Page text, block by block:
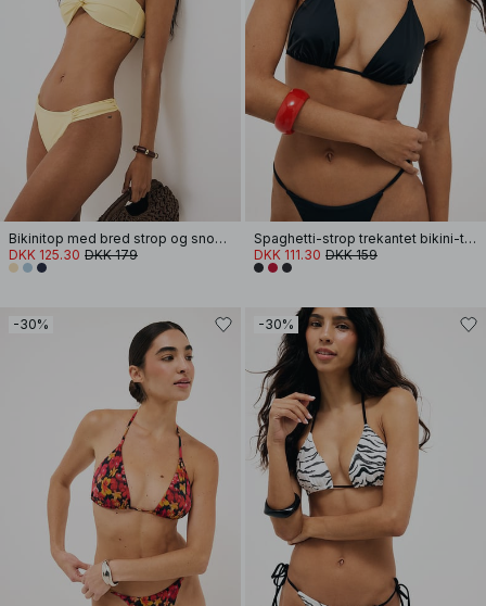
Bikinitop med bred strop og snoning foran
DKK 125.30 DKK 179
Spaghetti-strop trekantet bikini-top
DKK 111.30 DKK 159
-30% -30%